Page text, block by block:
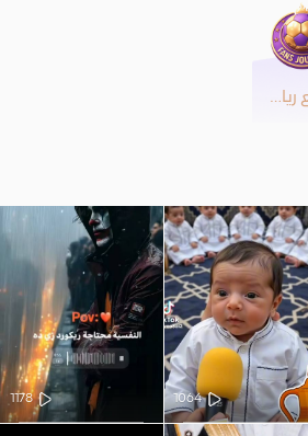
مشجع رياضي
1064
1178